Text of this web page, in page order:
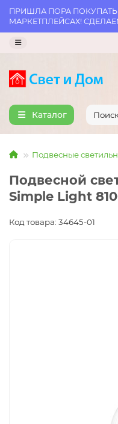
ПРИШЛА ПОРА
МАРКЕТПЛЕЙСАХ!
Каталог
Подвесные
Подвесной
Simple Light
Код товара: 34645-01